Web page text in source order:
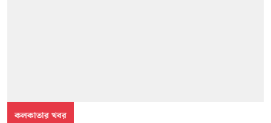
কলকাতার খবর